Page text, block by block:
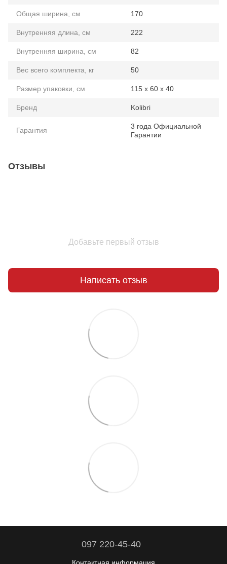
Общая ширина, см 170
Внутренняя длина, см 222
Внутренняя ширина, см 82
Вес всего комплекта, кг 50
Размер упаковки, см 115 х 60 х 40
Бренд Kolibri
Гарантия
3 года Официальной
Гарантии
Отзывы
Добавьте первый отзыв
Написать отзыв
097 220-45-40
Контактная информация